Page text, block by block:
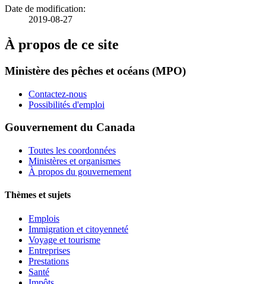
Date de modification:
2019-08-27
À propos de ce site
Ministère des pêches et océans (MPO)
Contactez-nous
Possibilités d'emploi
Gouvernement du Canada
Toutes les coordonnées
Ministères et organismes
À propos du gouvernement
Thèmes et sujets
Emplois
Immigration et citoyenneté
Voyage et tourisme
Entreprises
Prestations
Santé